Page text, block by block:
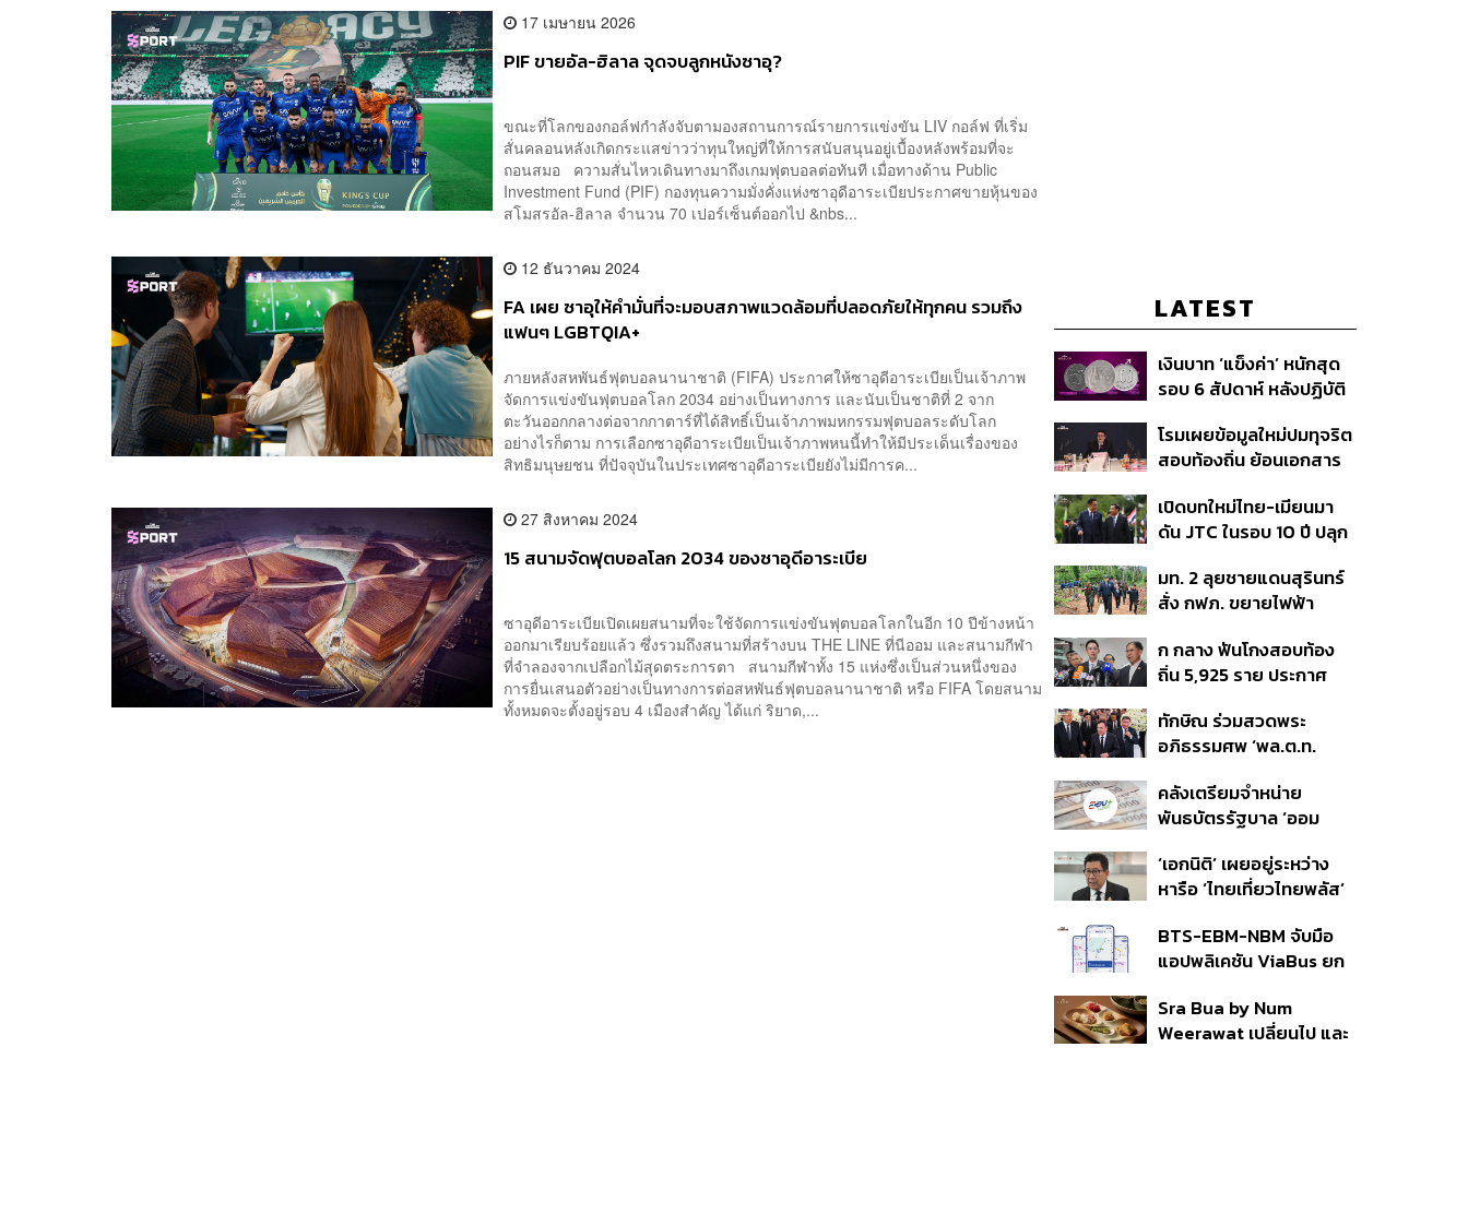
17 เมษายน 2026
PIF ขายอัล-ฮิลาล จุดจบลูกหนังซาอุ?
ขณะที่โลกของกอล์ฟกำลังจับตามองสถานการณ์รายการแข่งขัน LIV กอล์ฟ ที่เริ่ม
สั่นคลอนหลังเกิดกระแสข่าวว่าทุนใหญ่ที่ให้การสนับสนุนอยู่เบื้องหลังพร้อมที่จะ
ถอนสมอ ความสั่นไหวเดินทางมาถึงเกมฟุตบอลต่อทันที เมื่อทางด้าน Public
Investment Fund (PIF) กองทุนความมั่งคั่งแห่งซาอุดีอาระเบียประกาศขายหุ้นของ
สโมสรอัล-ฮิลาล จำนวน 70 เปอร์เซ็นต์ออกไป &nbs...
12 ธันวาคม 2024
FA เผย ซาอุให้คำมั่นที่จะมอบสภาพแวดล้อมที่ปลอดภัยให้ทุกคน รวมถึง
แฟนๆ LGBTQIA+
ภายหลังสหพันธ์ฟุตบอลนานาชาติ (FIFA) ประกาศให้ซาอุดีอาระเบียเป็นเจ้าภาพ
จัดการแข่งขันฟุตบอลโลก 2034 อย่างเป็นทางการ และนับเป็นชาติที่ 2 จาก
ตะวันออกกลางต่อจากกาตาร์ที่ได้สิทธิ์เป็นเจ้าภาพมหกรรมฟุตบอลระดับโลก
อย่างไรก็ตาม การเลือกซาอุดีอาระเบียเป็นเจ้าภาพหนนี้ทำให้มีประเด็นเรื่องของ
สิทธิมนุษยชน ที่ปัจจุบันในประเทศซาอุดีอาระเบียยังไม่มีการค...
27 สิงหาคม 2024
15 สนามจัดฟุตบอลโลก 2034 ของซาอุดีอาระเบีย
ซาอุดีอาระเบียเปิดเผยสนามที่จะใช้จัดการแข่งขันฟุตบอลโลกในอีก 10 ปีข้างหน้า
ออกมาเรียบร้อยแล้ว ซึ่งรวมถึงสนามที่สร้างบน THE LINE ที่นีออม และสนามกีฬา
ที่จำลองจากเปลือกไม้สุดตระการตา สนามกีฬาทั้ง 15 แห่งซึ่งเป็นส่วนหนึ่งของ
การยื่นเสนอตัวอย่างเป็นทางการต่อสหพันธ์ฟุตบอลนานาชาติ หรือ FIFA โดยสนาม
ทั้งหมดจะตั้งอยู่รอบ 4 เมืองสำคัญ ได้แก่ ริยาด,...
LATEST
เงินบาท ‘แข็งค่า’ หนักสุด
รอบ 6 สัปดาห์ หลังปฏิบัติ
สหรัฐฯ-ญี่ปุ่น Standard
Chartered เปิดเป้าสิ้นปีนี้
ต่อดอลลาร์
โรมเผยข้อมูลใหม่ปมทุจริต
สอบท้องถิ่น ย้อนเอกสาร
อนุทิน จ่อสอบต่อเอี่ยว
ตัดตอน ม.บูรพา หรือไม่
เปิดบทใหม่ไทย-เมียนมา
ดัน JTC ในรอบ 10 ปี ปลุก
ชายแดน ท่าเรือน้ำลึก
ทวาย
มท. 2 ลุยชายแดนสุรินทร์
สั่ง กฟภ. ขยายไฟฟ้า
350’ เสริมความมั่นคง
ชายแดน
ก กลาง ฟันโกงสอบท้อง
ถิ่น 5,925 ราย ประกาศ
ราย รอ ป.ป.ช. ขีดเส้นแล้ว
เสร็จ 31 ส.ค.
ทักษิณ ร่วมสวดพระ
อภิธรรมศพ ‘พล.ต.ท.
สิน’ สิริอายุ 103 ปี แกนนำ
เพื่อไทย-บุคคลหลาก
คลังเตรียมจำหน่าย
พันธบัตรรัฐบาล ‘ออม
ก.ย.นี้ อาจเพิ่มสัดส่วนการ
ขายแบบ Small Lot First
‘เอกนิติ’ เผยอยู่ระหว่าง
หารือ ‘ไทยเที่ยวไทยพลัส’
แสนล้าน มั่นใจงบต่อ ‘ไทย
ช่วยไทย พลัส’ เฟส 2 มี
BTS-EBM-NBM จับมือ
แอปพลิเคชัน ViaBus ยก
รถไฟฟ้า 3 สายแบบเรียล
ไทม์
Sra Bua by Num
Weerawat เปลี่ยนไป และ